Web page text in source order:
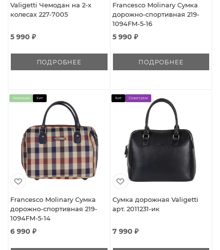
Valigetti Чемодан на 2-х
колесах 227-7005
5 990 ₽
ПОДРОБНЕЕ
Francesco Molinary Сумка
дорожно-спортивная 219-
1094FM-5-16
5 990 ₽
ПОДРОБНЕЕ
Новинка Хит
Francesco Molinary Сумка
дорожно-спортивная 219-
1094FM-5-14
6 990 ₽
Хит Советуем
Сумка дорожная Valigetti
арт. 2011231-ик
7 990 ₽